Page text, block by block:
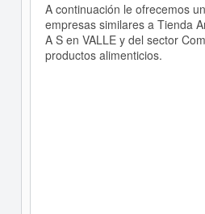
A continuación le ofrecemos
empresas similares a Tienda
A S en VALLE y del sector
productos alimenticios.